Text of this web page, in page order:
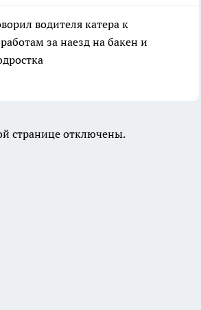
водителя катера к
за наезд на бакен и
странице отключены.